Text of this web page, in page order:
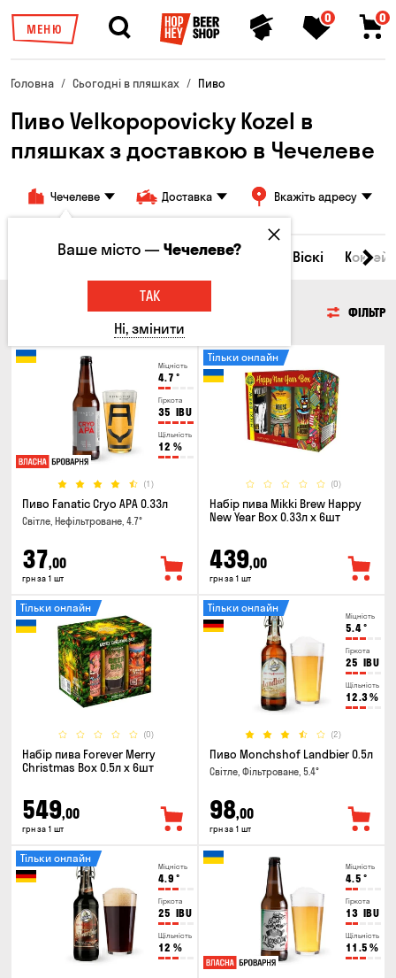
МЕНЮ
0 0
Головна Сьогодні в пляшках Пиво
Пиво Velkopopovicky Kozel в
пляшках з доставкою в Чечелеве
Чечелеве Доставка Вкажіть адресу
Всі товари Пиво Сидр Віскі
ФІЛЬТР
Міцність
4.7 °
Гіркота
35 IBU
Щільність
12 %
(1)
Пиво Fanatic Cryo APA 0.33л
Світле, Нефільтроване, 4.7°
37,00
грн за 1 шт
(0)
Тільки онлайн
Набір пива Mikki Brew Happy
New Year Box 0.33л x 6шт
439,00
грн за 1 шт
(0)
Тільки онлайн
Набір пива Forever Merry
Christmas Box 0.5л x 6шт
549,00
грн за 1 шт
Міцність
5.4°
Гіркота
25 IBU
Щільність
12.3%
(2)
Тільки онлайн
Пиво Monchshof Landbier 0.5л
Світле, Фільтроване, 5.4°
98,00
грн за 1 шт
Міцність
4.9 °
Гіркота
25 IBU
Щільність
12 %
Тільки онлайн
Міцність
4.5 °
Гіркота
13 IBU
Щільність
11.5 %
Ваше місто —Чечелеве?
ТАК
Ні, змінити